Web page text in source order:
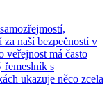
naší bezpečností v
veřejnost má často
řemeslník s
ukazuje něco zcela